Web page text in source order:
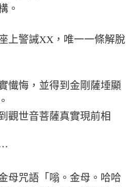
。
上警誡XX，唯一一條解脫
懴悔，並得到金剛薩埵顯
觀世音菩薩真實現前相
母咒語「嗡。金母。哈哈